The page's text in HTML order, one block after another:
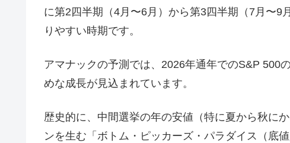
に第2四半期（4月〜6月）から第3四半期（7月〜9
りやすい時期です。
アマナックの予測では、2026年通年でのS&P 500
めな成長が見込まれています。
歴史的に、中間選挙の年の安値（特に夏から秋に
ンを生む「ボトム・ピッカーズ・パラダイス（底